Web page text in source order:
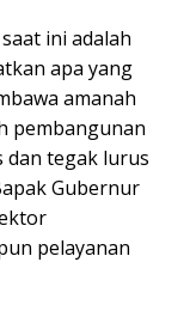
ini adalah
apa yang
amanah
pembangunan
dan tegak lurus
Gubernur
pelayanan